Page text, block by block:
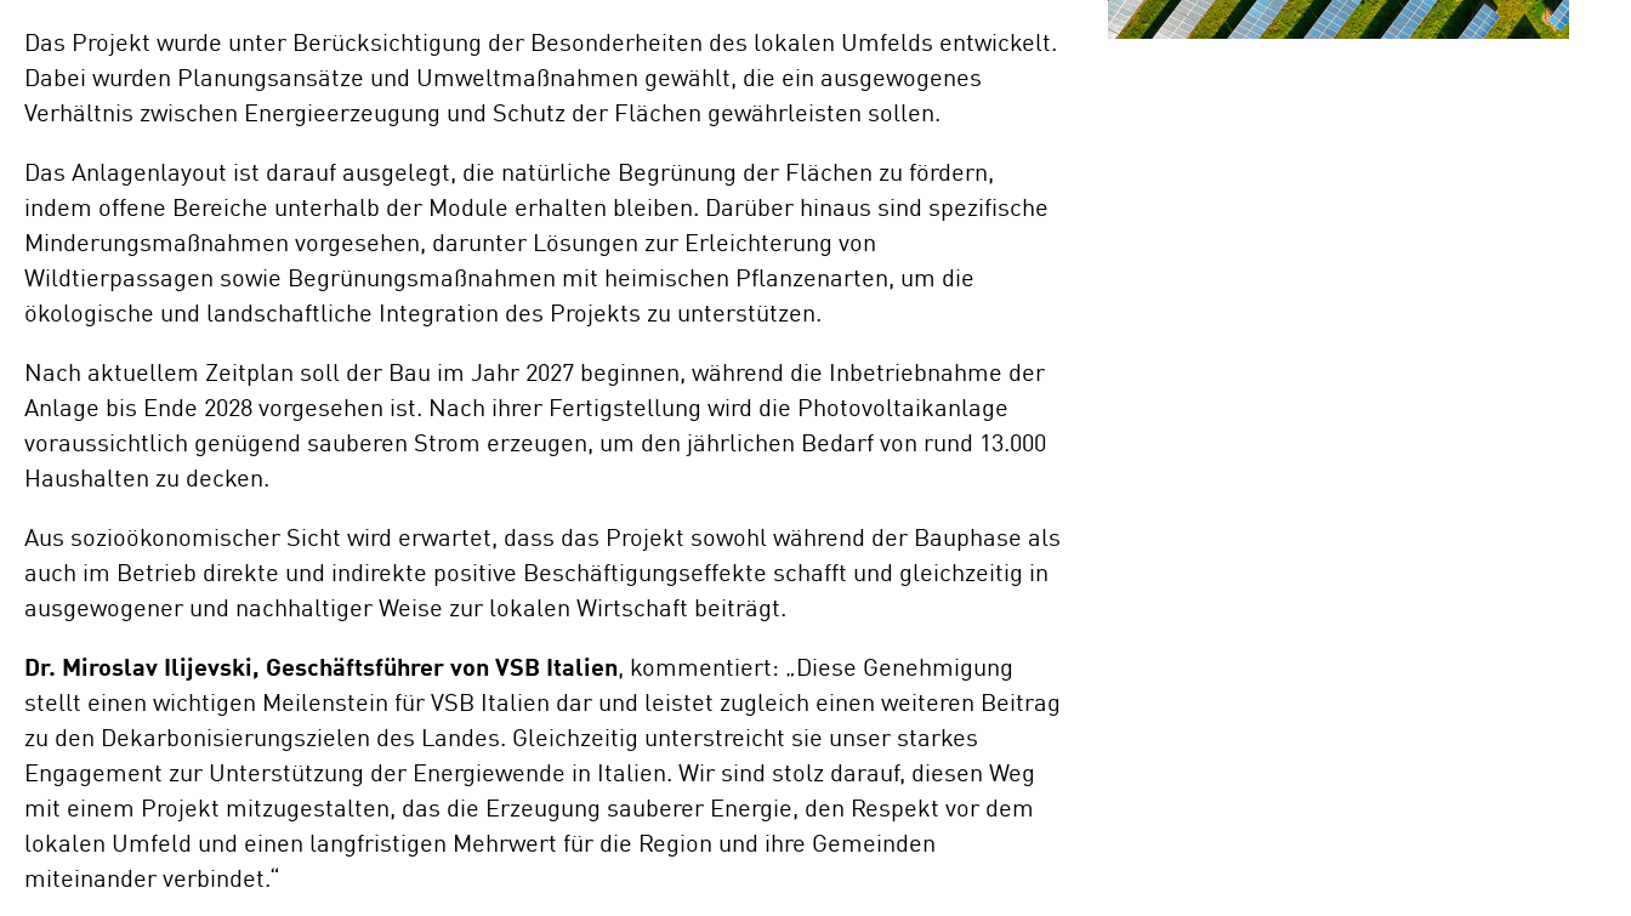
Das Projekt wurde unter Berücksichtigung der Besonderheiten des lokalen Umfelds entwickelt.
Dabei wurden Planungsansätze und Umweltmaßnahmen gewählt, die ein ausgewogenes
Verhältnis zwischen Energieerzeugung und Schutz der Flächen gewährleisten sollen.
Das Anlagenlayout ist darauf ausgelegt, die natürliche Begrünung der Flächen zu fördern,
indem offene Bereiche unterhalb der Module erhalten bleiben. Darüber hinaus sind spezifische
Minderungsmaßnahmen vorgesehen, darunter Lösungen zur Erleichterung von
Wildtierpassagen sowie Begrünungsmaßnahmen mit heimischen Pflanzenarten, um die
ökologische und landschaftliche Integration des Projekts zu unterstützen.
Nach aktuellem Zeitplan soll der Bau im Jahr 2027 beginnen, während die Inbetriebnahme der
Anlage bis Ende 2028 vorgesehen ist. Nach ihrer Fertigstellung wird die Photovoltaikanlage
voraussichtlich genügend sauberen Strom erzeugen, um den jährlichen Bedarf von rund 13.000
Haushalten zu decken.
Aus sozioökonomischer Sicht wird erwartet, dass das Projekt sowohl während der Bauphase als
auch im Betrieb direkte und indirekte positive Beschäftigungseffekte schafft und gleichzeitig in
ausgewogener und nachhaltiger Weise zur lokalen Wirtschaft beiträgt.
Dr. Miroslav Ilijevski, Geschäftsführer von VSB Italien, kommentiert: „Diese Genehmigung
stellt einen wichtigen Meilenstein für VSB Italien dar und leistet zugleich einen weiteren Beitrag
zu den Dekarbonisierungszielen des Landes. Gleichzeitig unterstreicht sie unser starkes
Engagement zur Unterstützung der Energiewende in Italien. Wir sind stolz darauf, diesen Weg
mit einem Projekt mitzugestalten, das die Erzeugung sauberer Energie, den Respekt vor dem
lokalen Umfeld und einen langfristigen Mehrwert für die Region und ihre Gemeinden
miteinander verbindet.“